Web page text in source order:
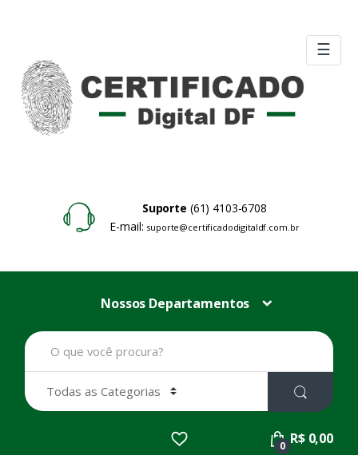
☰
Suporte (61) 4103-6708
E-mail: suporte@certificadodigitaldf.com.br
Nossos Departamentos
B
u
a
r
0 R$ 0,00